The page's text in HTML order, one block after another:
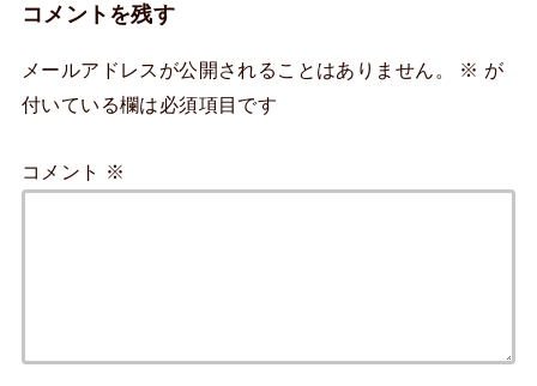
コメントを残す
メールアドレスが公開されることはありません。 ※ が
付いている欄は必須項目です
コメント ※